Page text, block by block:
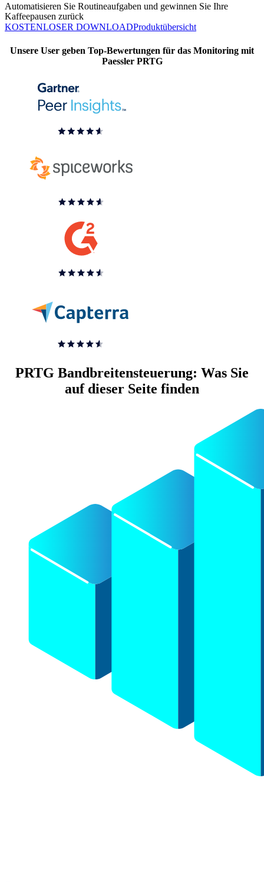
Automatisieren Sie Routineaufgaben und gewinnen Sie Ihre
Kaffeepausen zurück
KOSTENLOSER DOWNLOADProduktübersicht
Unsere User geben Top-Bewertungen für das Monitoring mit
Paessler PRTG
PRTG Bandbreitensteuerung: Was Sie
auf dieser Seite finden